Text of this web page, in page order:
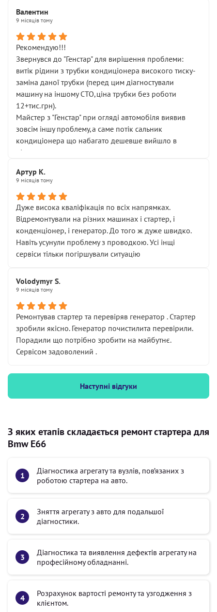
Валентин
9 місяців тому
Рекомендую!!!
Звернувся до "Генстар" для вирішення проблеми:
витік рідини з трубки кондиціонера високого тиску-
заміна даної трубки (перед цим діагностували
машину на іншому СТО,ціна трубки без роботи
12+тис.грн).
Майстер з "Генстар" при огляді автомобіля виявив
зовсім іншу проблему,а саме потік сальник
кондиціонера що набагато дешевше вийшло в
підсумку.
Артур К.
9 місяців тому
Дуже висока кваліфікація по всіх напрямках.
Відремонтували на різних машинах і стартер, і
конденціонер, і генератор. До того ж дуже швидко.
Навіть усунули проблему з проводкою. Усі інщі
сервіси тільки погіршували ситуацію
Volodymyr S.
9 місяців тому
Ремонтував стартер та перевіряв генератор . Стартер
зробили якісно. Генератор почистилита перевірили.
Порадили що потрібно зробити на майбутнє.
Сервісом задоволений .
Наступні відгуки
З яких етапів складається ремонт стартера для
Bmw E66
Діагностика агрегату та вузлів, пов’язаних з
роботою стартера на авто.
Зняття агрегату з авто для подальшої
діагностики.
Діагностика та виявлення дефектів агрегату на
професійному обладнанні.
Розрахунок вартості ремонту та узгодження з
клієнтом.